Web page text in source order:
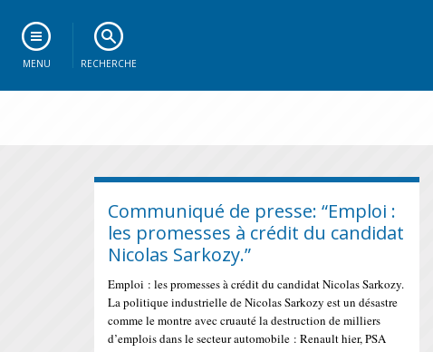
MENU RECHERCHE
Communiqué de presse: “Emploi :
les promesses à crédit du candidat
Nicolas Sarkozy.”
Emploi : les promesses à crédit du candidat Nicolas Sarkozy.
La politique industrielle de Nicolas Sarkozy est un désastre
comme le montre avec cruauté la destruction de milliers
d’emplois dans le secteur automobile : Renault hier, PSA